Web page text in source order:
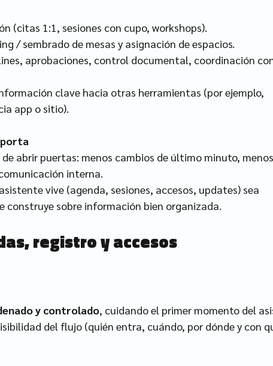
(citas 1:1, sesiones con cupo, workshops).
/ sembrado de mesas y asignación de espacios.
aprobaciones, control documental, coordinación
clave hacia otras herramientas (por ejemplo,
app o sitio).
abrir puertas: menos cambios de último minuto, menos
interna.
vive (agenda, sesiones, accesos, updates) sea
construye sobre información bien organizada.
registro y accesos
y controlado, cuidando el primer momento del
del flujo (quién entra, cuándo, por dónde y con